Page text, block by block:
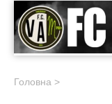
Головна >